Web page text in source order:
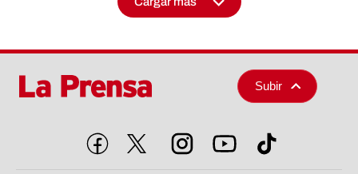
Subir